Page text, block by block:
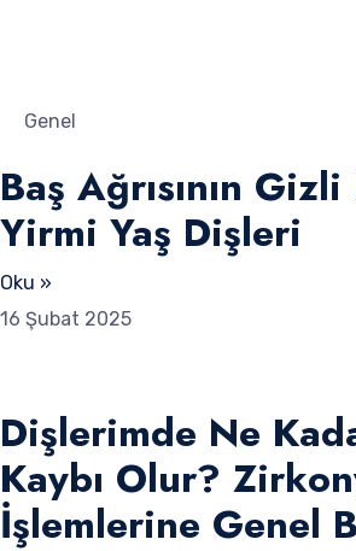
Genel
Baş Ağrısının
Yirmi Yaş Dişleri
Oku »
16 Şubat 2025
Dişlerimde Ne
Kaybı Olur?
İşlemlerine Genel